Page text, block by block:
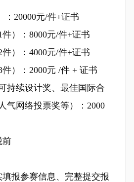
：20000元/件+证书
）：8000元/件+证书
）：4000元/件+证书
）：2000元 /件 + 证书
持续设计奖、最佳国际合
气网络投票奖等）：2000
前
报参赛信息、完整提交报